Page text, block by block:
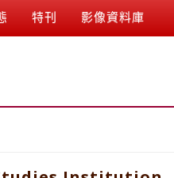
特刊 影像資料庫